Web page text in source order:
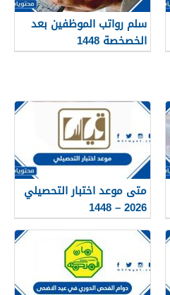
سلم رواتب الموظفين بعد
الخصخصة 1448
متى موعد اختبار التحصيلي
2026 – 1448